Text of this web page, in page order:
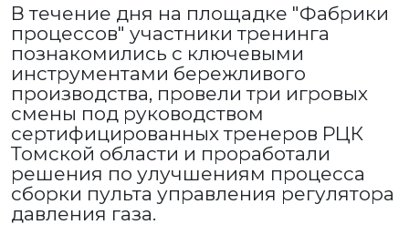
В течение дня на площадке "Фабрики
процессов" участники тренинга
познакомились с ключевыми
инструментами бережливого
производства, провели три игровых
смены под руководством
сертифицированных тренеров РЦК
Томской области и проработали
решения по улучшениям процесса
сборки пульта управления регулятора
давления газа.